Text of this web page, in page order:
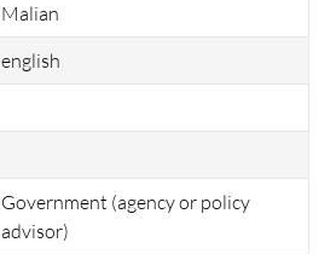
Malian
english
Government (agency or policy
advisor)